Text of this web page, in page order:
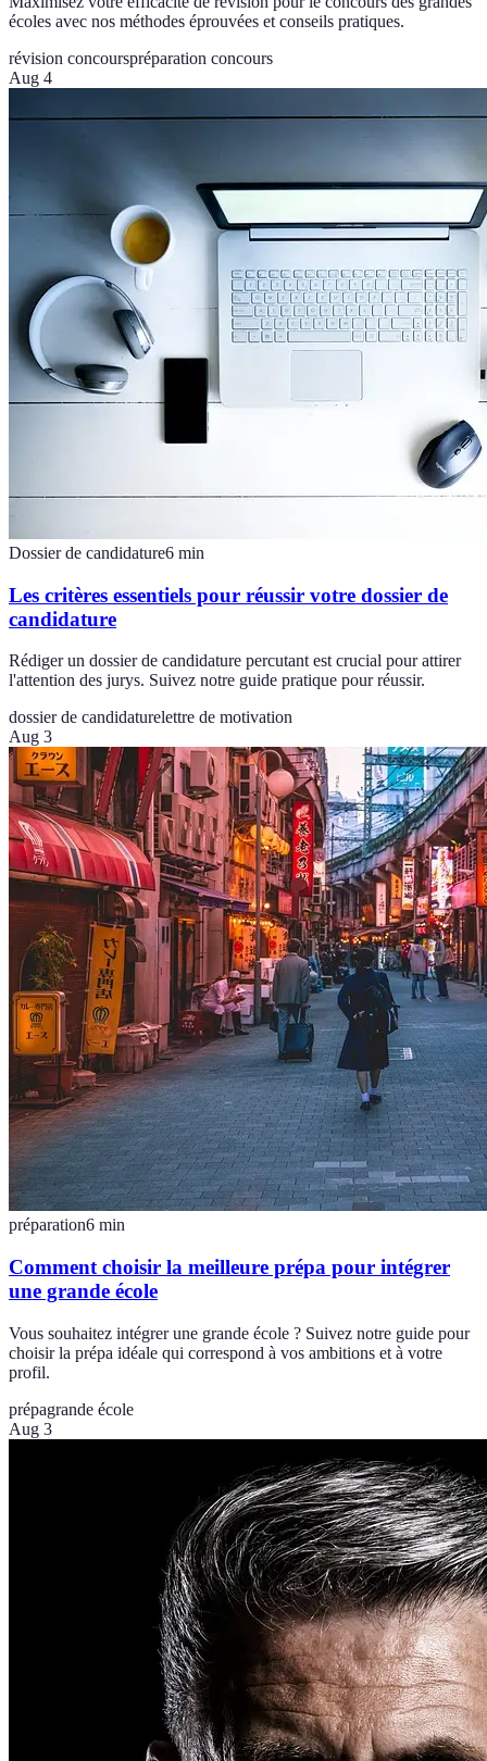
écoles avec nos méthodes éprouvées et conseils pratiques.
révision concourspréparation concours
Aug 4
Dossier de candidature6 min
Les critères essentiels pour réussir votre dossier de
candidature
Rédiger un dossier de candidature percutant est crucial pour attirer
l'attention des jurys. Suivez notre guide pratique pour réussir.
dossier de candidaturelettre de motivation
Aug 3
préparation6 min
Comment choisir la meilleure prépa pour intégrer
une grande école
Vous souhaitez intégrer une grande école ? Suivez notre guide pour
choisir la prépa idéale qui correspond à vos ambitions et à votre
profil.
prépagrande école
Aug 3